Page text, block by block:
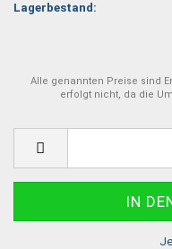
Lagerbestand:
Alle genannten Preise sind
erfolgt nicht, da die